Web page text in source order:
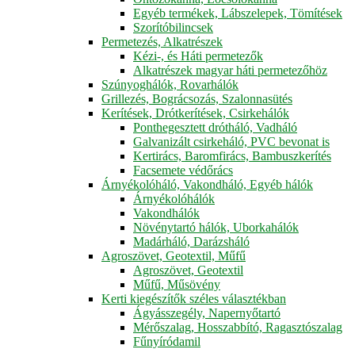
Egyéb termékek, Lábszelepek, Tömítések
Szorítóbilincsek
Permetezés, Alkatrészek
Kézi-, és Háti permetezők
Alkatrészek magyar háti permetezőhöz
Szúnyoghálók, Rovarhálók
Grillezés, Bográcsozás, Szalonnasütés
Kerítések, Drótkerítések, Csirkehálók
Ponthegesztett drótháló, Vadháló
Galvanizált csirkeháló, PVC bevonat is
Kertirács, Baromfirács, Bambuszkerítés
Facsemete védőrács
Árnyékolóháló, Vakondháló, Egyéb hálók
Árnyékolóhálók
Vakondhálók
Növénytartó hálók, Uborkahálók
Madárháló, Darázsháló
Agroszövet, Geotextil, Műfű
Agroszövet, Geotextil
Műfű, Műsövény
Kerti kiegészítők széles választékban
Ágyásszegély, Napernyőtartó
Mérőszalag, Hosszabbító, Ragasztószalag
Fűnyíródamil